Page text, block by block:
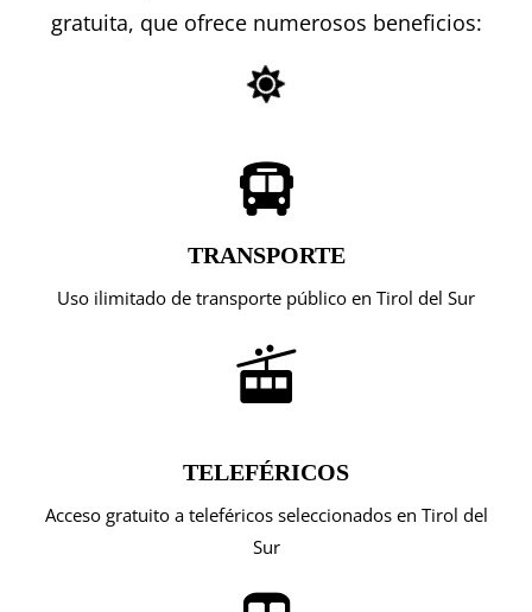
gratuita, que ofrece numerosos beneficios:
TRANSPORTE
Uso ilimitado de transporte público en Tirol del Sur
TELEFÉRICOS
Acceso gratuito a teleféricos seleccionados en Tirol del
Sur